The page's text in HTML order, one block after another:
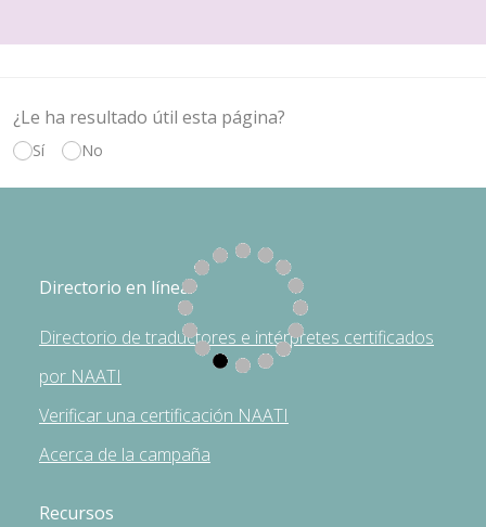
¿Le ha resultado útil esta página?
Sí No
Directorio en línea
Directorio de traductores e intérpretes certificados
por NAATI
Verificar una certificación NAATI
Acerca de la campaña
Recursos